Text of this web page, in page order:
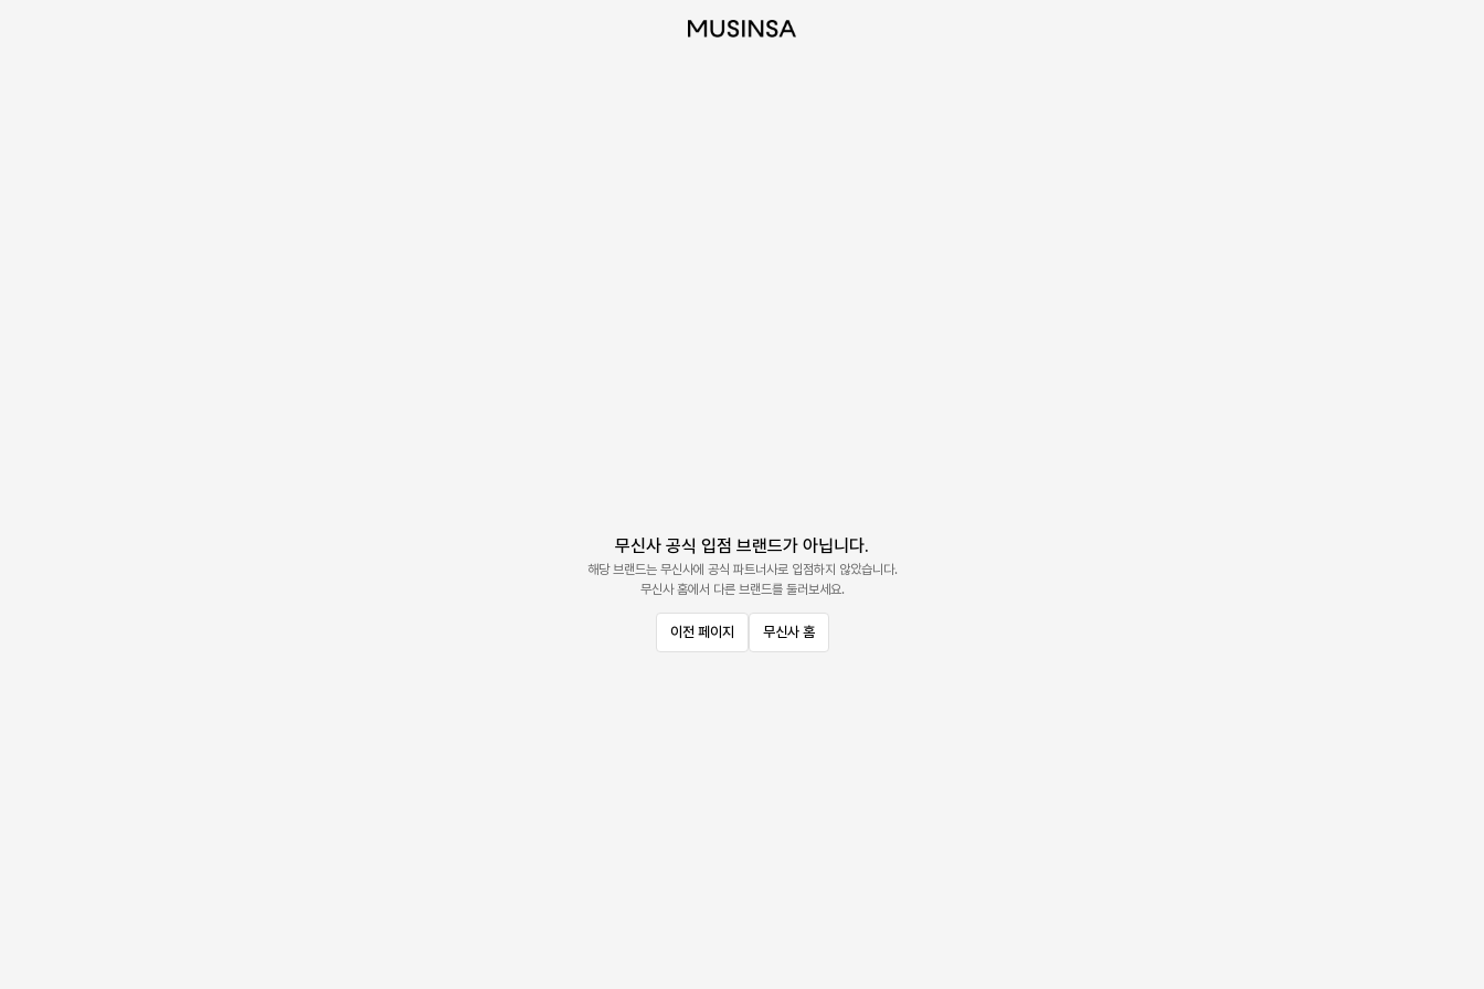
무신사 공식 입점 브랜드가 아닙니다.
해당 브랜드는 무신사에 공식 파트너사로 입점하지 않았습니다.
무신사 홈에서 다른 브랜드를 둘러보세요.
이전 페이지 무신사 홈